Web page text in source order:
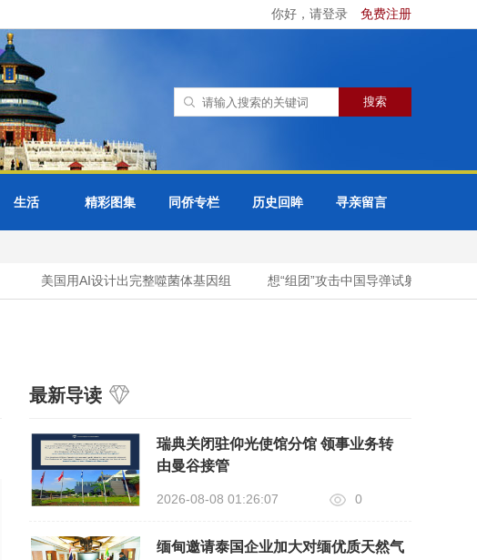
你好，请登录 免费注册
生活 精彩图集 同侨专栏 历史回眸 寻亲留言
美国用AI设计出完整噬菌体基因组 想“组团”攻击中国导弹试射？新西兰外
最新导读
瑞典关闭驻仰光使馆分馆 领事业务转
由曼谷接管
2026-08-08 01:26:07 0
缅甸邀请泰国企业加大对缅优质天然气